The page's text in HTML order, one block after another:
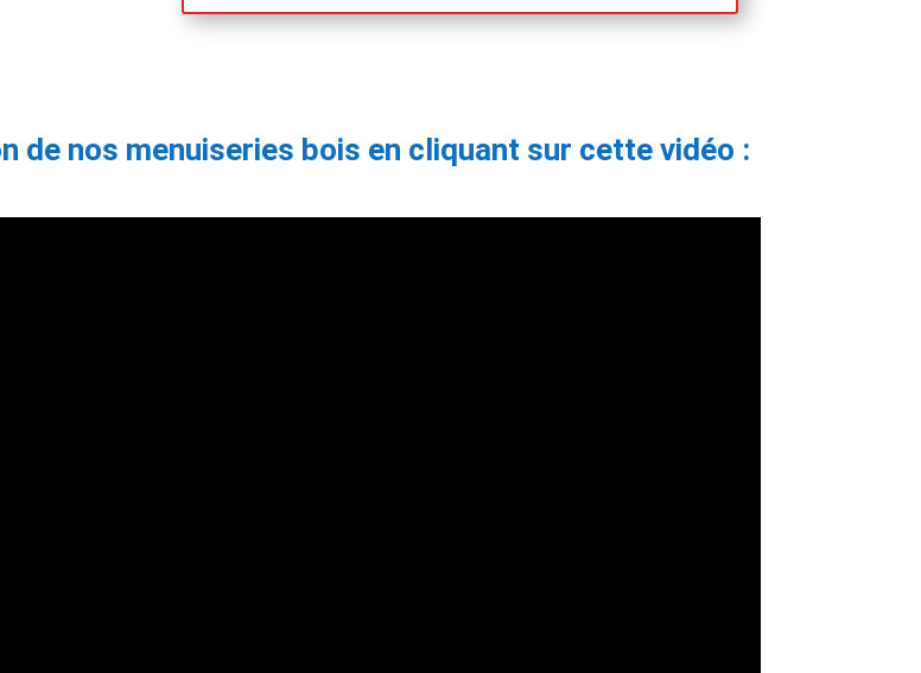
de nos menuiseries bois en cliquant sur cette vidéo :